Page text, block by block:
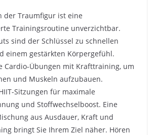
der Traumfigur ist eine
Trainingsroutine unverzichtbar.
sind der Schlüssel zu schnellen
einem gestärkten Körpergefühl.
Cardio-Übungen mit Krafttraining, um
und Muskeln aufzubauen.
Sitzungen für maximale
und Stoffwechselboost. Eine
aus Ausdauer, Kraft und
bringt Sie Ihrem Ziel näher. Hören